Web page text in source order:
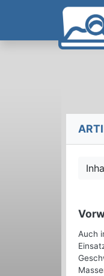
Auch